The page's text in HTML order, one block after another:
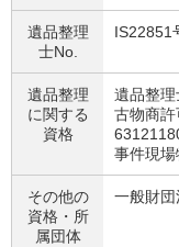
遺品整理
士No.
IS22851
遺品整理
に関する
資格
遺品整理
古物商
事件現
その他の
資格・ 所
属団体
一般財